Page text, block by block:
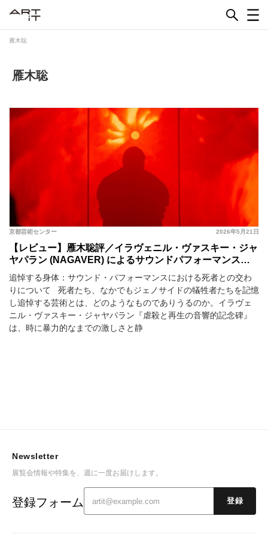
雁木聡
雁木聡
2026年5月21日
京都芸術センター
【レビュー】雁木聡評／イラヴェニル・ヴァスキー・ジャ
ヤパラン (NAGAVER) によるサウンドパフォーマンス
『虐殺と再生の音響的記念碑』
追悼する身体：サウンド・パフォーマンスにおける死者との交わ
りについて 死者たち、なかでもジェノサイドの犠牲者たちを記憶
し追悼する芸術とは、どのようなものでありうるのか。イラヴェ
ニル・ヴァスキー・ジャヤパラン『虐殺と再生の音響的記念碑』
は、時に暴力的なまでの激しさと静
Newsletter
展覧会情報や特集を、週に一度お届けします。
登録フォーム 登録